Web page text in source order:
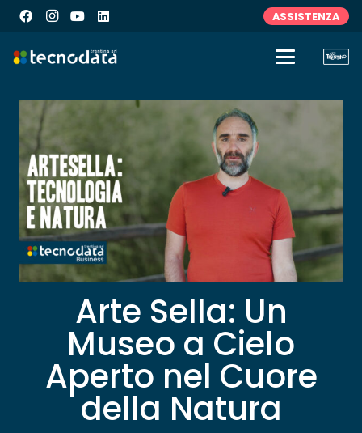
ASSISTENZA
Arte Sella: Un
Museo a Cielo
Aperto nel Cuore
della Natura